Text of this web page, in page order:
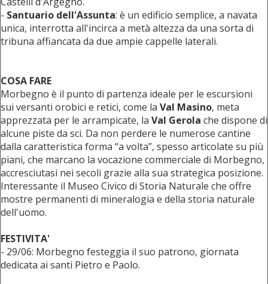
- Santuario dell'Assunta: è un edificio semplice, a navata
unica, interrotta all'incirca a metà altezza da una sorta di
tribuna affiancata da due ampie cappelle laterali.
COSA FARE
Morbegno è il punto di partenza ideale per le escursioni
sui versanti orobici e retici, come la Val Masino, meta
apprezzata per le arrampicate, la Val Gerola che dispone di
alcune piste da sci. Da non perdere le numerose cantine
dalla caratteristica forma “a volta”, spesso articolate su più
piani, che marcano la vocazione commerciale di Morbegno,
accresciutasi nei secoli grazie alla sua strategica posizione.
Interessante il Museo Civico di Storia Naturale che offre
mostre permanenti di mineralogia e della storia naturale
dell'uomo.
FESTIVITA'
- 29/06: Morbegno festeggia il suo patrono, giornata
dedicata ai santi Pietro e Paolo.